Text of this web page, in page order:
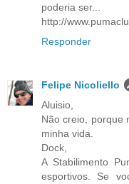
poderia ser...
http://
Responder
Felipe Nicoliello
Aluisio,
Não creio, porque
minha vida.
Dock,
A Stabilimento
esportivos. Se